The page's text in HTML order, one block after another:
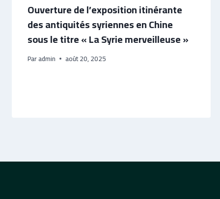
Ouverture de l’exposition itinérante
des antiquités syriennes en Chine
sous le titre « La Syrie merveilleuse »
Paradmin août 20, 2025